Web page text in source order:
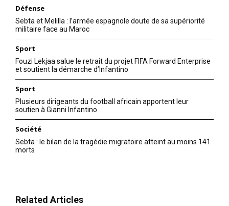
Défense
Sebta et Melilla : l’armée espagnole doute de sa supériorité
militaire face au Maroc
Sport
Fouzi Lekjaa salue le retrait du projet FIFA Forward Enterprise
et soutient la démarche d’Infantino
Sport
Plusieurs dirigeants du football africain apportent leur
soutien à Gianni Infantino
Société
Sebta : le bilan de la tragédie migratoire atteint au moins 141
morts
Related Articles